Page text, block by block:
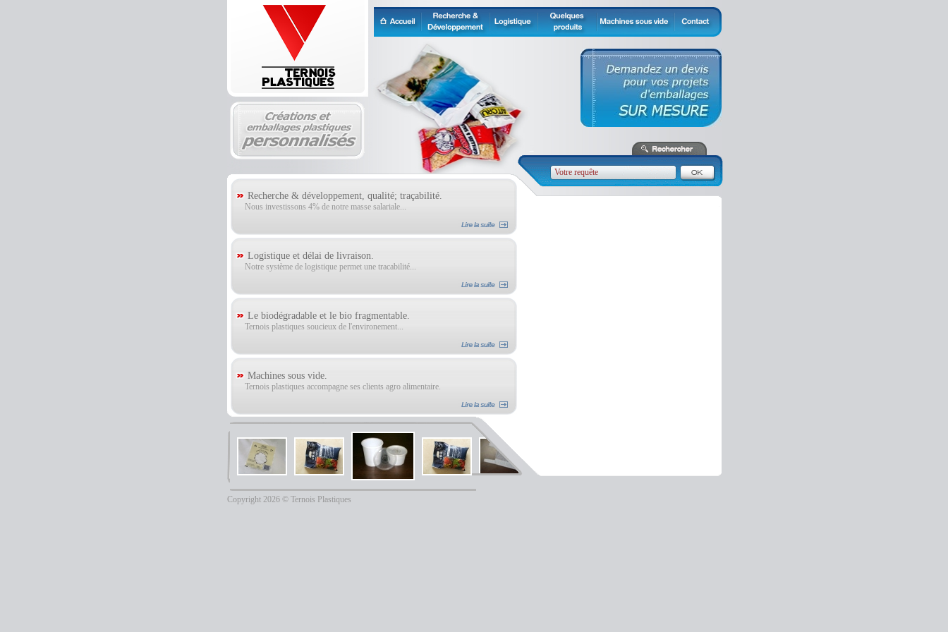
Recherche & développement, qualité; traçabilité.
Nous investissons 4% de notre masse salariale...
Logistique et délai de livraison.
Notre système de logistique permet une tracabilité...
Le biodégradable et le bio fragmentable.
Ternois plastiques soucieux de l'environement...
Machines sous vide.
Ternois plastiques accompagne ses clients agro alimentaire.
Copyright 2026 © Ternois Plastiques